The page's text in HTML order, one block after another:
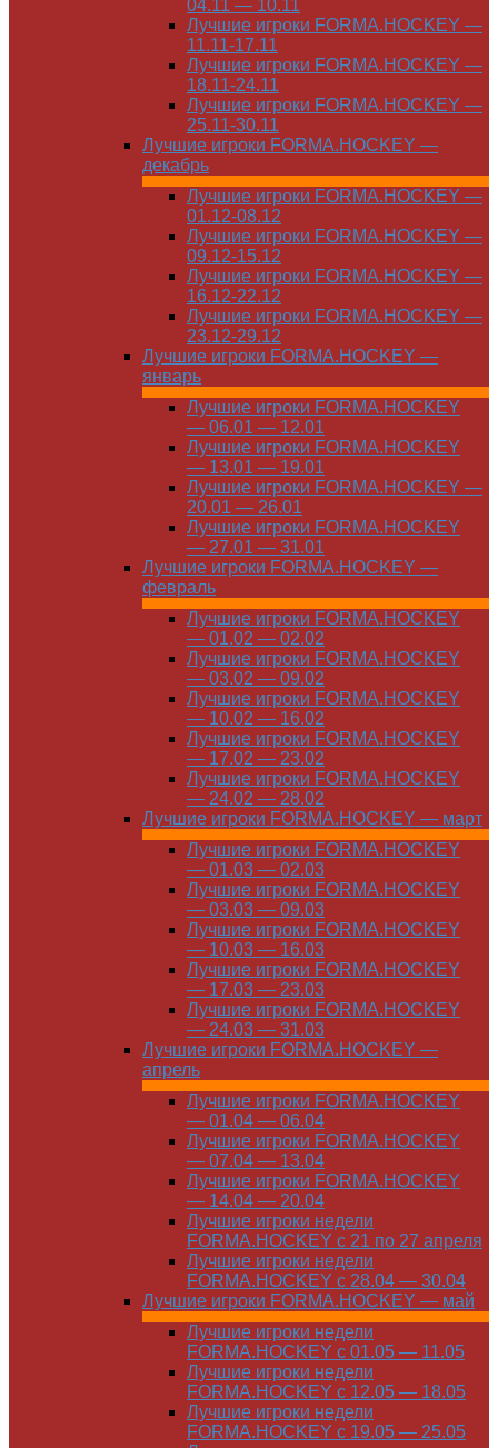
04.11 — 10.11
Лучшие игроки FORMA.HOCKEY —
11.11-17.11
Лучшие игроки FORMA.HOCKEY —
18.11-24.11
Лучшие игроки FORMA.HOCKEY —
25.11-30.11
Лучшие игроки FORMA.HOCKEY —
декабрь
Лучшие игроки FORMA.HOCKEY —
01.12-08.12
Лучшие игроки FORMA.HOCKEY —
09.12-15.12
Лучшие игроки FORMA.HOCKEY —
16.12-22.12
Лучшие игроки FORMA.HOCKEY —
23.12-29.12
Лучшие игроки FORMA.HOCKEY —
январь
Лучшие игроки FORMA.HOCKEY
— 06.01 — 12.01
Лучшие игроки FORMA.HOCKEY
— 13.01 — 19.01
Лучшие игроки FORMA.HOCKEY —
20.01 — 26.01
Лучшие игроки FORMA.HOCKEY
— 27.01 — 31.01
Лучшие игроки FORMA.HOCKEY —
февраль
Лучшие игроки FORMA.HOCKEY
— 01.02 — 02.02
Лучшие игроки FORMA.HOCKEY
— 03.02 — 09.02
Лучшие игроки FORMA.HOCKEY
— 10.02 — 16.02
Лучшие игроки FORMA.HOCKEY
— 17.02 — 23.02
Лучшие игроки FORMA.HOCKEY
— 24.02 — 28.02
Лучшие игроки FORMA.HOCKEY — март
Лучшие игроки FORMA.HOCKEY
— 01.03 — 02.03
Лучшие игроки FORMA.HOCKEY
— 03.03 — 09.03
Лучшие игроки FORMA.HOCKEY
— 10.03 — 16.03
Лучшие игроки FORMA.HOCKEY
— 17.03 — 23.03
Лучшие игроки FORMA.HOCKEY
— 24.03 — 31.03
Лучшие игроки FORMA.HOCKEY —
апрель
Лучшие игроки FORMA.HOCKEY
— 01.04 — 06.04
Лучшие игроки FORMA.HOCKEY
— 07.04 — 13.04
Лучшие игроки FORMA.HOCKEY
— 14.04 — 20.04
Лучшие игроки недели
FORMA.HOCKEY с 21 по 27 апреля
Лучшие игроки недели
FORMA.HOCKEY с 28.04 — 30.04
Лучшие игроки FORMA.HOCKEY — май
Лучшие игроки недели
FORMA.HOCKEY с 01.05 — 11.05
Лучшие игроки недели
FORMA.HOCKEY с 12.05 — 18.05
Лучшие игроки недели
FORMA.HOCKEY с 19.05 — 25.05